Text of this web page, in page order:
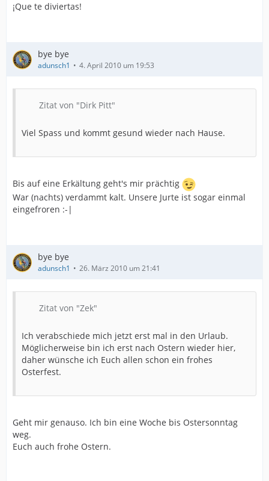
¡Que te diviertas!
bye bye
adunsch1 4. April 2010 um 19:53
Zitat von "Dirk Pitt"
Viel Spass und kommt gesund wieder nach Hause.
Bis auf eine Erkältung geht's mir prächtig
War (nachts) verdammt kalt. Unsere Jurte ist sogar einmal
eingefroren :-|
bye bye
adunsch1 26. März 2010 um 21:41
Zitat von "Zek"
Ich verabschiede mich jetzt erst mal in den Urlaub.
Möglicherweise bin ich erst nach Ostern wieder hier,
daher wünsche ich Euch allen schon ein frohes
Osterfest.
Geht mir genauso. Ich bin eine Woche bis Ostersonntag
weg.
Euch auch frohe Ostern.